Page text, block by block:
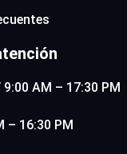
AM – 17:30 PM
– 16:30 PM